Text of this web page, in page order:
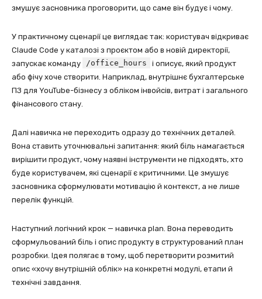
змушує засновника проговорити, що саме він будує і чому.
У практичному сценарії це виглядає так: користувач відкриває
Claude Code у каталозі з проєктом або в новій директорії,
запускає команду
/office_hours
і описує, який продукт
або фічу хоче створити. Наприклад, внутрішнє бухгалтерське
ПЗ для YouTube-бізнесу з обліком інвойсів, витрат і загального
фінансового стану.
Далі навичка не переходить одразу до технічних деталей.
Вона ставить уточнювальні запитання: який біль намагається
вирішити продукт, чому наявні інструменти не підходять, хто
буде користувачем, які сценарії є критичними. Це змушує
засновника сформулювати мотивацію й контекст, а не лише
перелік функцій.
Наступний логічний крок — навичка plan. Вона переводить
сформульований біль і опис продукту в структурований план
розробки. Ідея полягає в тому, щоб перетворити розмитий
опис «хочу внутрішній облік» на конкретні модулі, етапи й
технічні завдання.